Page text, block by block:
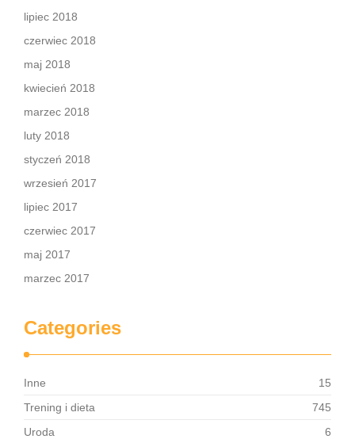
lipiec 2018
czerwiec 2018
maj 2018
kwiecień 2018
marzec 2018
luty 2018
styczeń 2018
wrzesień 2017
lipiec 2017
czerwiec 2017
maj 2017
marzec 2017
Categories
Inne
15
Trening i dieta
745
Uroda
6